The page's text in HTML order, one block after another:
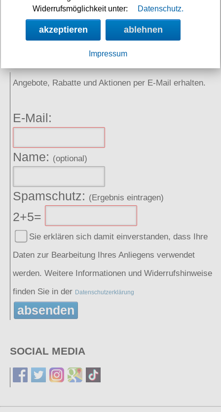
Links
Angebote, Rabatte und Aktionen per E-Mail erhalten.
E-Mail:
Name: (optional)
Spamschutz: (Ergebnis eintragen)
2+5=
Sie erklären sich damit einverstanden, dass Ihre
Daten zur Bearbeitung Ihres Anliegens verwendet
werden. Weitere Informationen und Widerrufshinweise
finden Sie in der Datenschutzerklärung
absenden
SOCIAL MEDIA
Widerrufsmöglichkeit unter:
Datenschutz.
akzeptieren ablehnen
Impressum